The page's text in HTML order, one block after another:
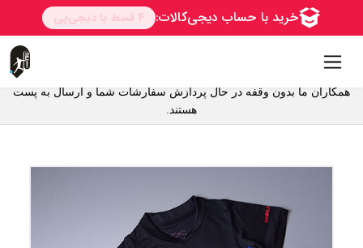
همکاران ما بدون وقفه در حال پردازش سفارشات شما و ارسال به پست
هستند.